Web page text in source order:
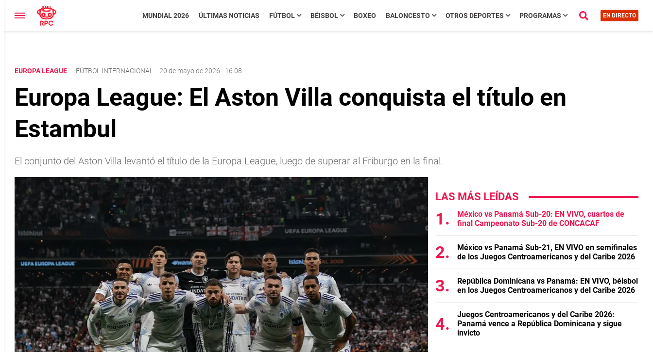
MUNDIAL 2026 ÚLTIMAS NOTICIAS FÚTBOL BÉISBOL BOXEO BALONCESTO OTROS DEPORTES PROGRAMAS EN DIRECTO
EUROPA LEAGUE FÚTBOL INTERNACIONAL - 20 de mayo de 2026 - 16:08
Europa League: El Aston Villa conquista el título en
Estambul
El conjunto del Aston Villa levantó el título de la Europa League, luego de superar al Friburgo en la final.
LAS MÁS LEÍDAS
México vs Panamá Sub-20: EN VIVO, cuartos de
final Campeonato Sub-20 de CONCACAF
México vs Panamá Sub-21, EN VIVO en semifinales
de los Juegos Centroamericanos y del Caribe 2026
República Dominicana vs Panamá: EN VIVO, béisbol
en los Juegos Centroamericanos y del Caribe 2026
Juegos Centroamericanos y del Caribe 2026:
Panamá vence a República Dominicana y sigue
invicto